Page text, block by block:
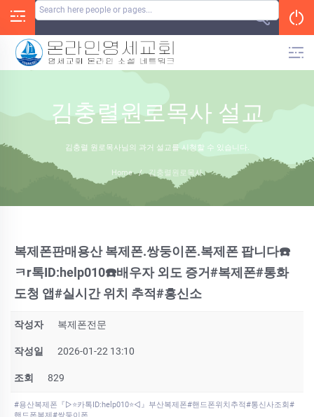
김충렬원로목사 설교
김충렬 원로목사님의 과거 설교를 시청할 수 있습니다.
Home / 김충렬원로목사
복제폰판매용산 복제폰.쌍둥이폰.복제폰 팝니다☎️
ㅋr톡ID:help010☎️배우자 외도 증거#복제폰#통화
도청 앱#실시간 위치 추적#흥신소
작성자 복제폰전문
작성일 2026-01-22 13:10
조회 829
#용산복제폰『▷⭐카톡ID:help010⭐◁』부산복제폰#핸드폰위치추적#통신사조회#